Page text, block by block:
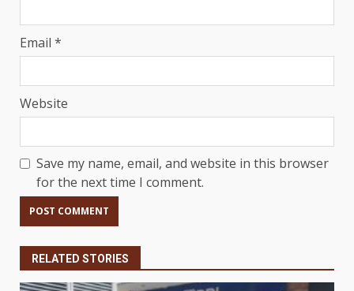
Email *
Website
Save my name, email, and website in this browser
for the next time I comment.
RELATED STORIES